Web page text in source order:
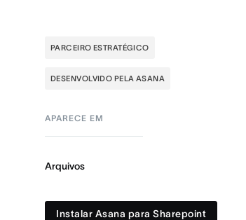
PARCEIRO ESTRATÉGICO
DESENVOLVIDO PELA ASANA
APARECE EM
Arquivos
Instalar Asana para Sharepoint